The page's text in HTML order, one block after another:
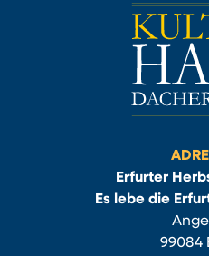
Erfurter
Es lebe die
99084